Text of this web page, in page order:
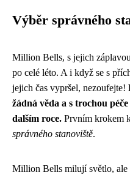
Výběr správného
Million Bells, s jejich
po celé léto. A i když se s
jejich čas vypršel, nezoufejte!
žádná věda a s trochou
dalším roce. Prvním krokem
správného stanoviště.
Million Bells milují světlo, ale